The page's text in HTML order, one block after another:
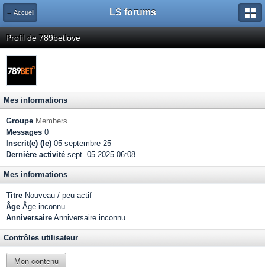
← Accueil LS forums
Profil de 789betlove
Mes informations
Groupe Members
Messages 0
Inscrit(e) (le) 05-septembre 25
Dernière activité sept. 05 2025 06:08
Mes informations
Titre Nouveau / peu actif
Âge Âge inconnu
Anniversaire Anniversaire inconnu
Contrôles utilisateur
Mon contenu